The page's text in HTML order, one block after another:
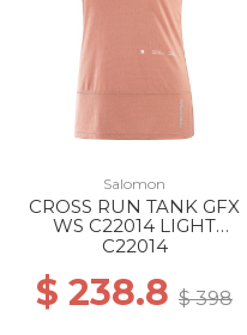
Salomon
CROSS RUN TANK GFX
WS C22014 LIGHT
MAHOGANY
C22014
$ 238.8 $ 398